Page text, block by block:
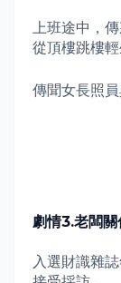
上班途中，
從頂樓跳樓輕
傳聞女長照
劇情3.老闆關
入選財識雜